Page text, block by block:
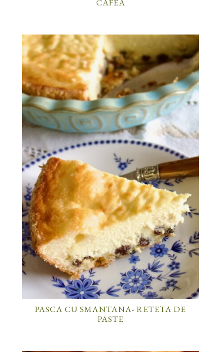
CAFEA
PASCA CU SMANTANA- RETETA DE
PASTE